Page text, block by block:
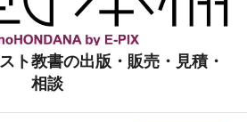
ト教書の出版・販売・見積・
相談